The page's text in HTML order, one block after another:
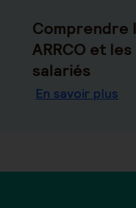
Comprendre
ARRCO et
salariés
En savoir plus